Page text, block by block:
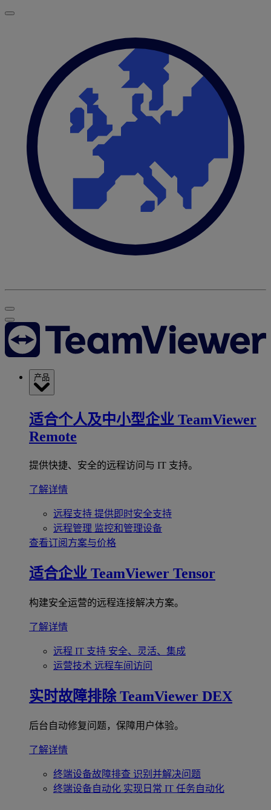
产品
适合个人及中小型企业 TeamViewer
Remote
提供快捷、安全的远程访问与 IT 支持。
了解详情
远程支持 提供即时安全支持
远程管理 监控和管理设备
查看订阅方案与价格
适合企业 TeamViewer Tensor
构建安全运营的远程连接解决方案。
了解详情
远程 IT 支持 安全、灵活、集成
运营技术 远程车间访问
实时故障排除 TeamViewer DEX
后台自动修复问题，保障用户体验。
了解详情
终端设备故障排查 识别并解决问题
终端设备自动化 实现日常 IT 任务自动化